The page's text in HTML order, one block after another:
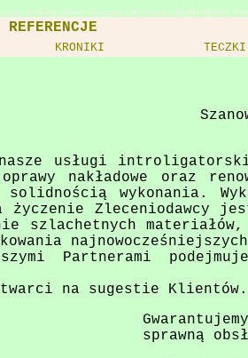
w skórę płótno skórzane płócienne okładki albumy
REFERENCJE
KRONIKI TECZKI
usługi
nakładowe oraz
solidnością wykonania.
Zleceniodawcy
szlachetnych
Partnerami
na sugestie Klientów.
sprawną